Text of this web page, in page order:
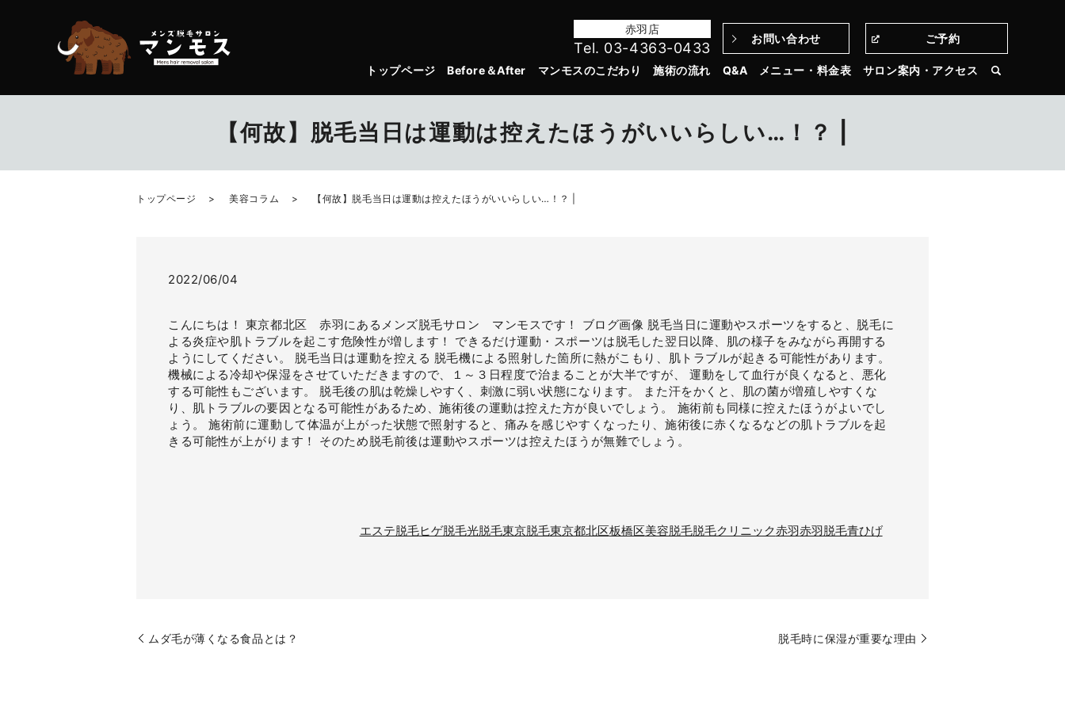
トップページ Before＆After マンモスのこだわり 施術の流れ Q&A メニュー・料金表 サロン案内・アクセス
赤羽店
Tel. 03-4363-0433
お問い合わせ ご予約
【何故】脱毛当日は運動は控えたほうがいいらしい…！？ |
トップページ 美容コラム 【何故】脱毛当日は運動は控えたほうがいいらしい…！？ |
2022/06/04
こんにちは！ 東京都北区 赤羽にあるメンズ脱毛サロン マンモスです！ ブログ画像 脱毛当日に運動やスポーツをすると、脱毛に
よる炎症や肌トラブルを起こす危険性が増します！ できるだけ運動・スポーツは脱毛した翌日以降、肌の様子をみながら再開する
ようにしてください。 脱毛当日は運動を控える 脱毛機による照射した箇所に熱がこもり、肌トラブルが起きる可能性があります。
機械による冷却や保湿をさせていただきますので、１～３日程度で治まることが大半ですが、 運動をして血行が良くなると、悪化
する可能性もございます。 脱毛後の肌は乾燥しやすく、刺激に弱い状態になります。 また汗をかくと、肌の菌が増殖しやすくな
り、肌トラブルの要因となる可能性があるため、施術後の運動は控えた方が良いでしょう。 施術前も同様に控えたほうがよいでし
ょう。 施術前に運動して体温が上がった状態で照射すると、痛みを感じやすくなったり、施術後に赤くなるなどの肌トラブルを起
きる可能性が上がります！ そのため脱毛前後は運動やスポーツは控えたほうが無難でしょう。
エステ脱毛ヒゲ脱毛光脱毛東京脱毛東京都北区板橋区美容脱毛脱毛クリニック赤羽赤羽脱毛青ひげ
ムダ毛が薄くなる食品とは？ 脱毛時に保湿が重要な理由